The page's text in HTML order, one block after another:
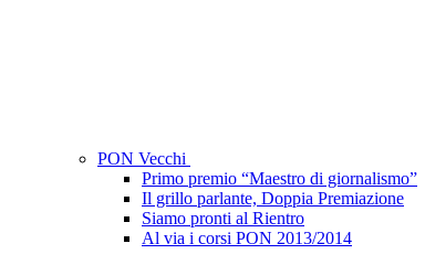
PON Vecchi
Primo premio “Maestro di giornalismo”
Il grillo parlante, Doppia Premiazione
Siamo pronti al Rientro
Al via i corsi PON 2013/2014